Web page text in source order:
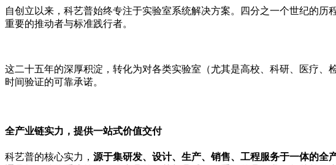
自创立以来，科艺普始终专注于实验室系统解决方案。四分之一个世纪的
重要的推动者与标准践行者。
这二十五年的深厚积淀，转化为对各类实验室（尤其是高校、科研、医疗
时间验证的可靠承诺。
全产业链实力，提供一站式价值交付
科艺普的核心实力， 源于集研发、设计、生产、销售、工程服务于一体的全